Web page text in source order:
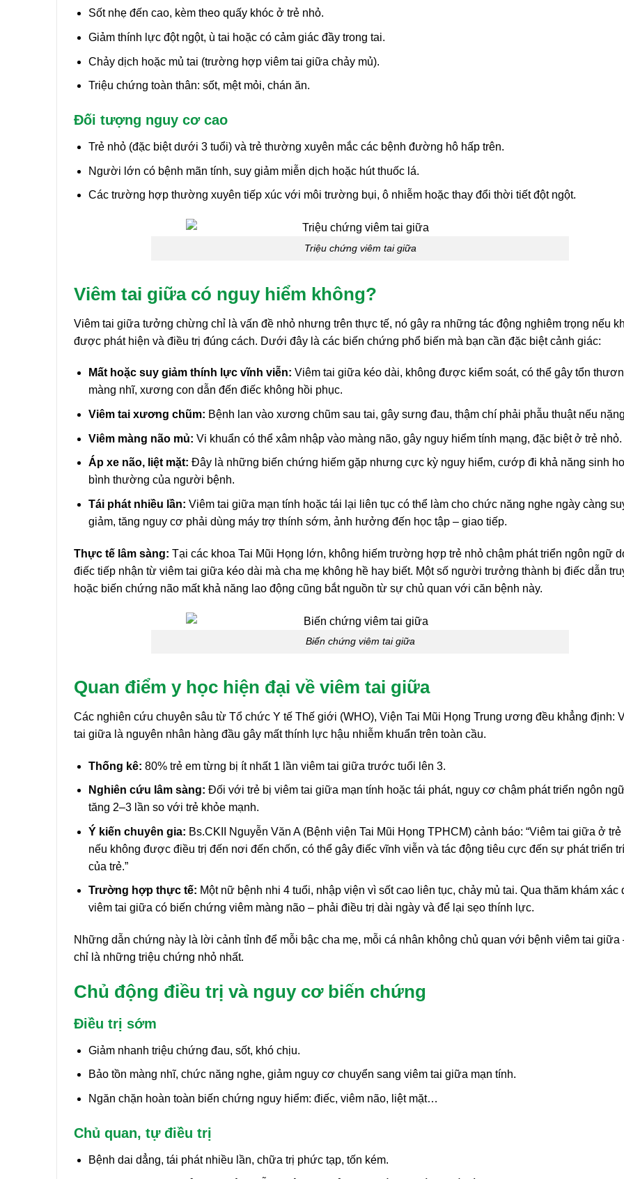
Sốt nhẹ đến cao, kèm theo quấy khóc ở trẻ nhỏ.
Giảm thính lực đột ngột, ù tai hoặc có cảm giác đầy trong tai.
Chảy dịch hoặc mủ tai (trường hợp viêm tai giữa chảy mủ).
Triệu chứng toàn thân: sốt, mệt mỏi, chán ăn.
Đối tượng nguy cơ cao
Trẻ nhỏ (đặc biệt dưới 3 tuổi) và trẻ thường xuyên mắc các bệnh đường hô hấp trên.
Người lớn có bệnh mãn tính, suy giảm miễn dịch hoặc hút thuốc lá.
Các trường hợp thường xuyên tiếp xúc với môi trường bụi, ô nhiễm hoặc thay đổi thời tiết đột ngột.
Triệu chứng viêm tai giữa
Viêm tai giữa có nguy hiểm không?
Viêm tai giữa tưởng chừng chỉ là vấn đề nhỏ nhưng trên thực tế, nó gây ra những tác động nghiêm trọng nếu
được phát hiện và điều trị đúng cách. Dưới đây là các biến chứng phổ biến mà bạn cần đặc biệt cảnh giác:
Mất hoặc suy giảm thính lực vĩnh viễn: Viêm tai giữa kéo dài, không được kiểm soát, có thể gây tổn
màng nhĩ, xương con dẫn đến điếc không hồi phục.
Viêm tai xương chũm: Bệnh lan vào xương chũm sau tai, gây sưng đau, thậm chí phải phẫu thuật nếu
Viêm màng não mủ: Vi khuẩn có thể xâm nhập vào màng não, gây nguy hiểm tính mạng, đặc biệt ở trẻ nhỏ.
Áp xe não, liệt mặt: Đây là những biến chứng hiếm gặp nhưng cực kỳ nguy hiểm, cướp đi khả năng sinh
bình thường của người bệnh.
Tái phát nhiều lần: Viêm tai giữa mạn tính hoặc tái lại liên tục có thể làm cho chức năng nghe ngày càng
giảm, tăng nguy cơ phải dùng máy trợ thính sớm, ảnh hưởng đến học tập – giao tiếp.
Thực tế lâm sàng: Tại các khoa Tai Mũi Họng lớn, không hiếm trường hợp trẻ nhỏ chậm phát triển ngôn ngữ
điếc tiếp nhận từ viêm tai giữa kéo dài mà cha mẹ không hề hay biết. Một số người trưởng thành bị điếc dẫn
hoặc biến chứng não mất khả năng lao động cũng bắt nguồn từ sự chủ quan với căn bệnh này.
Biến chứng viêm tai giữa
Quan điểm y học hiện đại về viêm tai giữa
Các nghiên cứu chuyên sâu từ Tổ chức Y tế Thế giới (WHO), Viện Tai Mũi Họng Trung ương đều khẳng định:
tai giữa là nguyên nhân hàng đầu gây mất thính lực hậu nhiễm khuẩn trên toàn cầu.
Thống kê: 80% trẻ em từng bị ít nhất 1 lần viêm tai giữa trước tuổi lên 3.
Nghiên cứu lâm sàng: Đối với trẻ bị viêm tai giữa mạn tính hoặc tái phát, nguy cơ chậm phát triển ngôn
tăng 2–3 lần so với trẻ khỏe mạnh.
Ý kiến chuyên gia: Bs.CKII Nguyễn Văn A (Bệnh viện Tai Mũi Họng TPHCM) cảnh báo: “Viêm tai giữa ở trẻ
nếu không được điều trị đến nơi đến chốn, có thể gây điếc vĩnh viễn và tác động tiêu cực đến sự phát triển
của trẻ.”
Trường hợp thực tế: Một nữ bệnh nhi 4 tuổi, nhập viện vì sốt cao liên tục, chảy mủ tai. Qua thăm khám xác
viêm tai giữa có biến chứng viêm màng não – phải điều trị dài ngày và để lại sẹo thính lực.
Những dẫn chứng này là lời cảnh tỉnh để mỗi bậc cha mẹ, mỗi cá nhân không chủ quan với bệnh viêm tai giữa
chỉ là những triệu chứng nhỏ nhất.
Chủ động điều trị và nguy cơ biến chứng
Điều trị sớm
Giảm nhanh triệu chứng đau, sốt, khó chịu.
Bảo tồn màng nhĩ, chức năng nghe, giảm nguy cơ chuyển sang viêm tai giữa mạn tính.
Ngăn chặn hoàn toàn biến chứng nguy hiểm: điếc, viêm não, liệt mặt…
Chủ quan, tự điều trị
Bệnh dai dẳng, tái phát nhiều lần, chữa trị phức tạp, tốn kém.